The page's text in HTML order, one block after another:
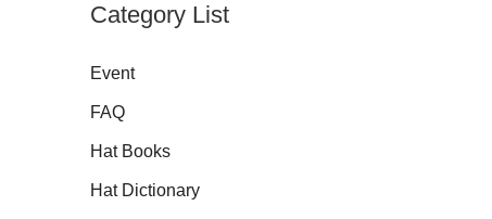
Category List
Event
FAQ
Hat Books
Hat Dictionary